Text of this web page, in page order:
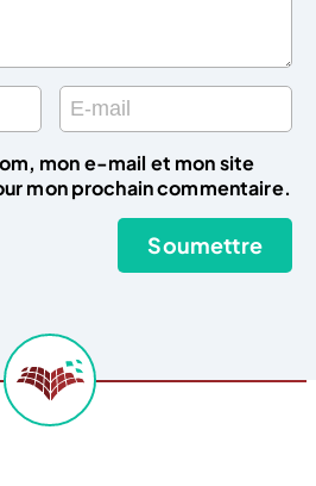
mon e-mail et mon site
mon prochain commentaire.